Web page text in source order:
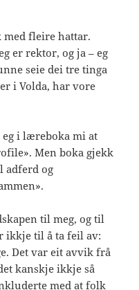
med fleire hattar.
er rektor, og ja – eg
seie dei tre tinga
i Volda, har vore
eg i læreboka mi at
Men boka gjekk
adferd og
til meg, og til
ikkje til å ta feil av:
Det var eit avvik frå
kanskje ikkje så
med at folk